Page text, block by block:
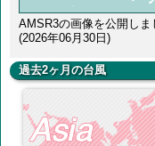
AMSR3の画像を公開しま
(2026年06月30日)
AMSR2の水蒸気画像に代
を表示するように変更し
過去2ヶ月の台風